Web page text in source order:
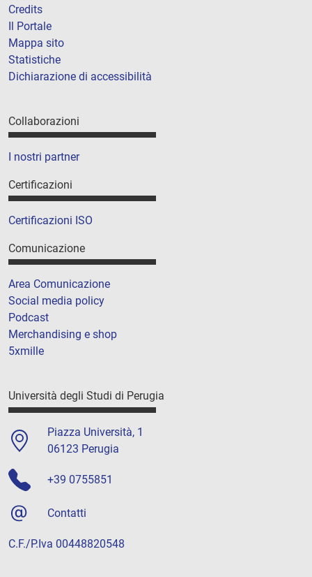
Credits
Il Portale
Mappa sito
Statistiche
Dichiarazione di accessibilità
Collaborazioni
I nostri partner
Certificazioni
Certificazioni ISO
Comunicazione
Area Comunicazione
Social media policy
Podcast
Merchandising e shop
5xmille
Università degli Studi di Perugia
Piazza Università, 1
06123 Perugia
+39 0755851
Contatti
C.F./P.Iva 00448820548